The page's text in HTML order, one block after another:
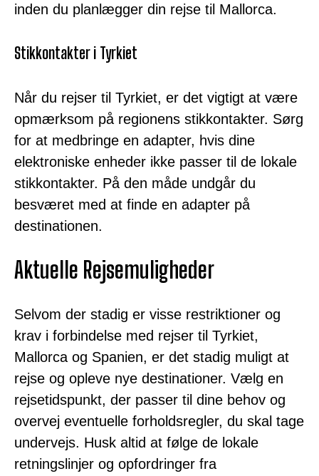
inden du planlægger din rejse til Mallorca.
Stikkontakter i Tyrkiet
Når du rejser til Tyrkiet, er det vigtigt at være
opmærksom på regionens stikkontakter. Sørg
for at medbringe en adapter, hvis dine
elektroniske enheder ikke passer til de lokale
stikkontakter. På den måde undgår du
besværet med at finde en adapter på
destinationen.
Aktuelle Rejsemuligheder
Selvom der stadig er visse restriktioner og
krav i forbindelse med rejser til Tyrkiet,
Mallorca og Spanien, er det stadig muligt at
rejse og opleve nye destinationer. Vælg en
rejsetidspunkt, der passer til dine behov og
overvej eventuelle forholdsregler, du skal tage
undervejs. Husk altid at følge de lokale
retningslinjer og opfordringer fra